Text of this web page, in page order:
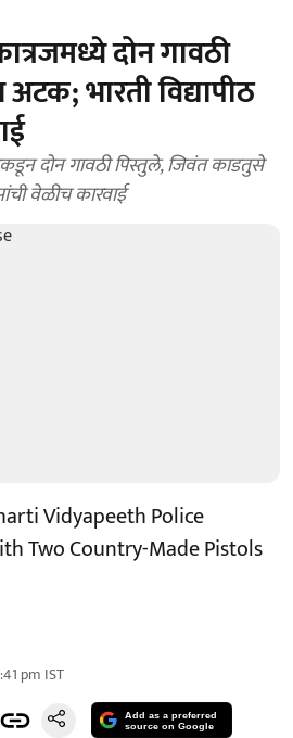
दोन गावठी
भारती विद्यापीठ
दोन गावठी पिस्तुले, जिवंत काडतुसे
वेळीच कारवाई
Vidyapeeth Police
Two Country-Made Pistols
pm IST
Add as a preferred
source on Google